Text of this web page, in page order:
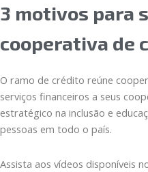
3 motivos para
cooperativa de
O ramo de crédito reúne
serviços financeiros a seus
estratégico na inclusão e
pessoas em todo o país.
Assista aos vídeos disponíveis